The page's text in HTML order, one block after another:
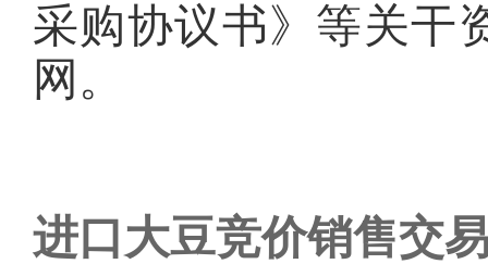
采购协议书》等关干
网。
进口大豆竞价销售交